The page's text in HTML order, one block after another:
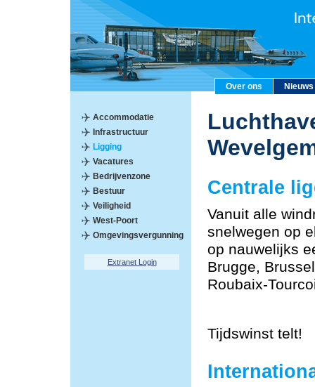
Over ons Nieuws
Accommodatie
Infrastructuur
Ligging
Vacatures
Bedrijvenzone
Bestuur
Veiligheid
West-Poort
Omgevingsvergunning
Extranet Login
Centrale
Vanuit alle
snelwegen op
op nauwelijks
Brugge,
Roubaix-
Tijdswinst telt!